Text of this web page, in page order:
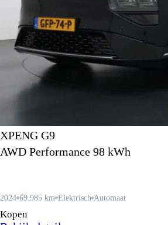
XPENG G9
AWD Performance 98 kWh
2024 69.985 km Elektrisch Automaat
Kopen